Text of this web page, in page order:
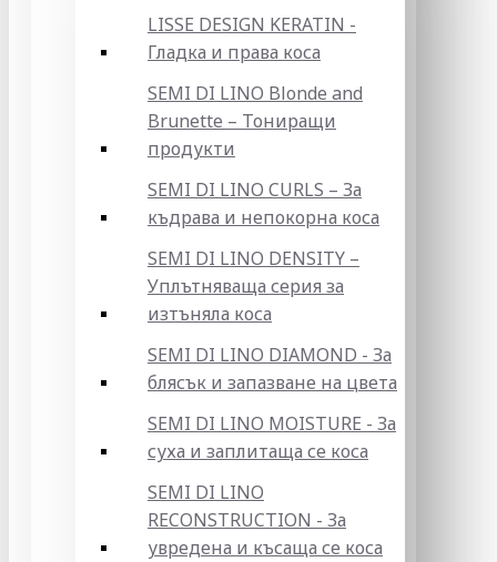
LISSE DESIGN KERATIN -
Гладка и права коса
SEMI DI LINO Blonde and
Brunette – Тониращи
продукти
SEMI DI LINO CURLS – За
къдрава и непокорна коса
SEMI DI LINO DENSITY –
Уплътняваща серия за
изтъняла коса
SEMI DI LINO DIAMOND - За
блясък и запазване на цвета
SEMI DI LINO MOISTURE - За
суха и заплитаща се коса
SEMI DI LINO
RECONSTRUCTION - За
увредена и късаща се коса